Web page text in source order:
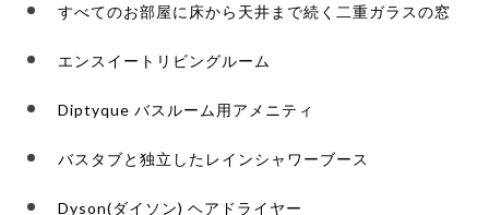
すべてのお部屋に床から天井まで続く二重ガラスの窓
エンスイートリビングルーム
Diptyque バスルーム用アメニティ
バスタブと独立したレインシャワーブース
Dyson(ダイソン) ヘアドライヤー